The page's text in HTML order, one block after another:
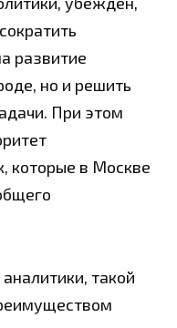
развитие
но и решить
При этом
которые в Москве
такой